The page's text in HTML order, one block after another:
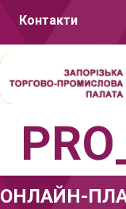
Контакти
ОНЛАЙН-